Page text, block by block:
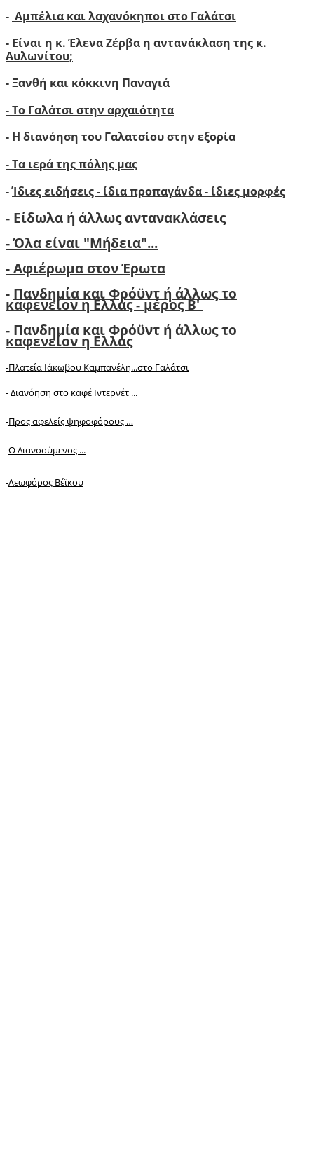
- Αμπέλια και λαχανόκηποι στο Γαλάτσι
- Είναι η κ. Έλενα Ζέρβα η αντανάκλαση της κ.
Αυλωνίτου;
- Ξανθή και κόκκινη Παναγιά
- Το Γαλάτσι στην αρχαιότητα
- Η διανόηση του Γαλατσίου στην εξορία
- Τα ιερά της πόλης μας
-Ίδιες ειδήσεις - ίδια προπαγάνδα - ίδιες μορφές
- Είδωλα ή άλλως αντανακλάσεις
- Όλα είναι "Μήδεια"...
- Αφιέρωμα στον Έρωτα
- Πανδημία και Φρόϋντ ή άλλως το
καφενείον η Ελλάς - μέρος Β'
- Πανδημία και Φρόϋντ ή άλλως το
καφενείον η Ελλάς
-Πλατεία Ιάκωβου Καμπανέλη...στο Γαλάτσι
-Διανόηση στο καφέ Ιντερνέτ ...
-Προς αφελείς ψηφοφόρους …
-Ο Διανοούμενος ...
-Λεωφόρος Βέϊκου